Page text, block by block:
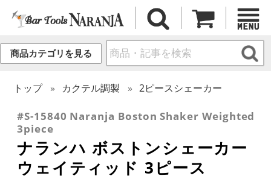
商品カテゴリを見る
トップ カクテル調製 2ピースシェーカー
#S-15840 Naranja Boston Shaker Weighted
3piece
ナランハ ボストンシェーカー
ウェイティッド 3ピース